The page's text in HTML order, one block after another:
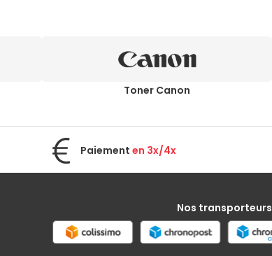
Toner Canon
Paiement en 3x/4x
Nos transporteurs